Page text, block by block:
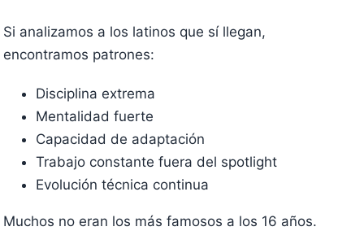
Si analizamos a los latinos que sí llegan,
encontramos patrones:
Disciplina extrema
Mentalidad fuerte
Capacidad de adaptación
Trabajo constante fuera del spotlight
Evolución técnica continua
Muchos no eran los más famosos a los 16 años.